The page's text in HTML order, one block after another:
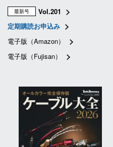
最新号
Vol.201
定期購読お申込み
電子版（Amazon）
電子版（Fujisan）